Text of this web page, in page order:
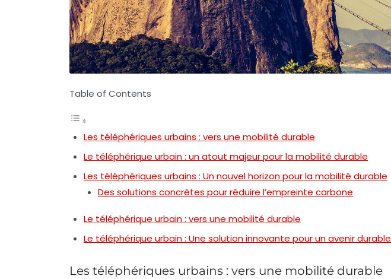
Table of Contents
Les téléphériques urbains : vers une mobilité durable
Le téléphérique urbain : un atout majeur pour la mobilité durable
Les téléphériques urbains : Un nouvel horizon pour la mobilité durable
Des solutions concrètes pour réduire l’empreinte carbone
Le téléphérique urbain : vers une mobilité durable
Le téléphérique urbain : Une solution innovante pour un avenir durable
Les téléphériques urbains : vers une mobilité durable